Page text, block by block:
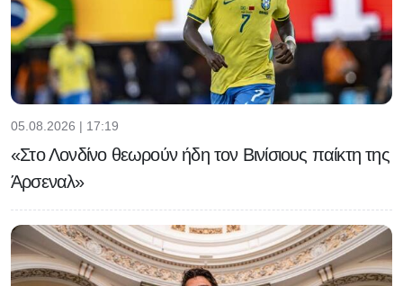
05.08.2026 | 17:19
«Στο Λονδίνο θεωρούν ήδη τον Βινίσιους παίκτη της
Άρσεναλ»